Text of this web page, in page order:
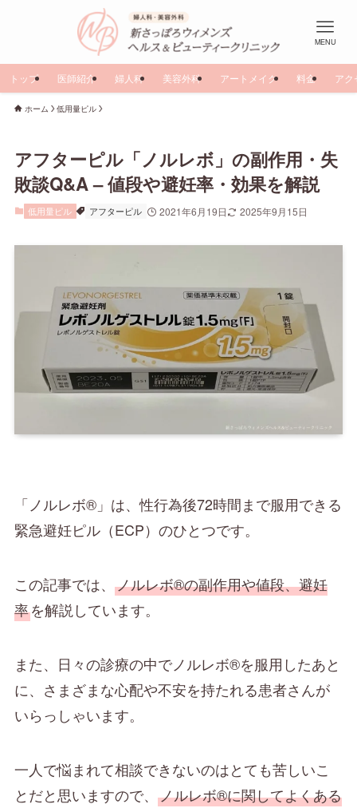
MENU
トップ 医師紹介 婦人科 美容外科 アートメイク 料金 アク
ホーム 低用量ピル
アフターピル「ノルレボ」の副作用・失
敗談Q&A – 値段や避妊率・効果を解説
低用量ピル アフターピル 2021年6月19日 2025年9月15日
「ノルレボ®」は、性行為後72時間まで服用できる
緊急避妊ピル（ECP）のひとつです。
この記事では、 ノルレボ®の副作用や値段、避妊
率を解説しています。
また、日々の診療の中でノルレボ®を服用したあと
に、さまざまな心配や不安を持たれる患者さんが
いらっしゃいます。
一人で悩まれて相談できないのはとても苦しいこ
とだと思いますので、 ノルレボ®に関してよくある